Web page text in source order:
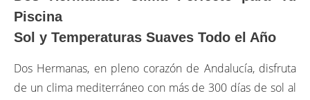
Piscina
Sol y Temperaturas Suaves Todo el Año
Dos Hermanas, en pleno corazón de Andalucía, disfruta
de un clima mediterráneo con más de 300 días de sol al